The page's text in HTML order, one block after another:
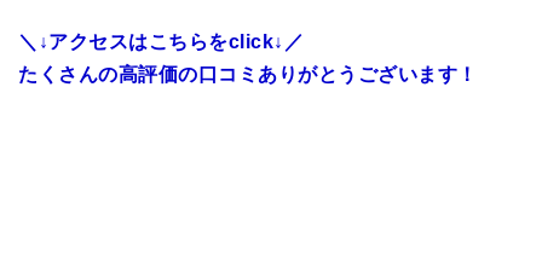
＼ ↓アクセスはこちらをclick↓／
たくさんの高評価の口コミありがとうございます！